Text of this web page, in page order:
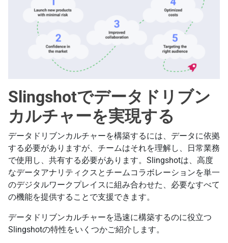
Slingshotでデータドリブン
カルチャーを実現する
データドリブンカルチャーを構築するには、データに依拠
する必要がありますが、チームはそれを理解し、日常業務
で使用し、共有する必要があります。Slingshotは、高度
なデータアナリティクスとチームコラボレーションを単一
のデジタルワークプレイスに組み合わせた、必要なすべて
の機能を提供することで支援できます。
データドリブンカルチャーを迅速に構築するのに役立つ
Slingshotの特性をいくつかご紹介します。